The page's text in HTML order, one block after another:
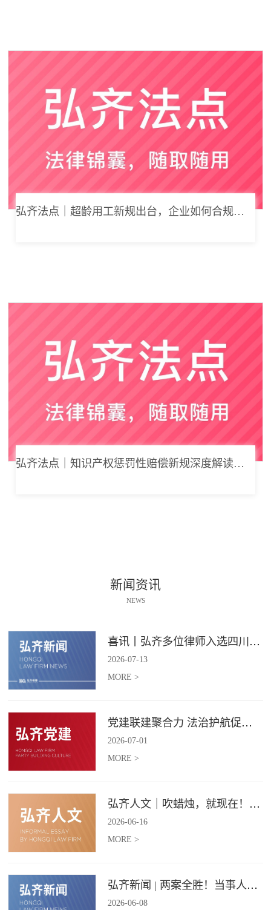
弘齐法点｜超龄用工新规出台，企业如何合规用工
弘齐法点｜知识产权惩罚性赔偿新规深度解读： 从“赔得起”到“赔不起”的司法逻辑
新闻资讯
NEWS
喜讯丨弘齐多位律师入选四川省破产管理人协会工作委员会委员
2026-07-13
MORE >
党建联建聚合力 法治护航促振兴 | 弘齐律所党支部与龙星村党委联合开展庆 “七一” 主题党日活动
2026-07-01
MORE >
弘齐人文｜吹蜡烛，就现在！弘齐第二季度生日会如约而至
2026-06-16
MORE >
弘齐新闻 | 两案全胜！当事人赠 “律法精湛 不负重托” 锦旗致谢
2026-06-08